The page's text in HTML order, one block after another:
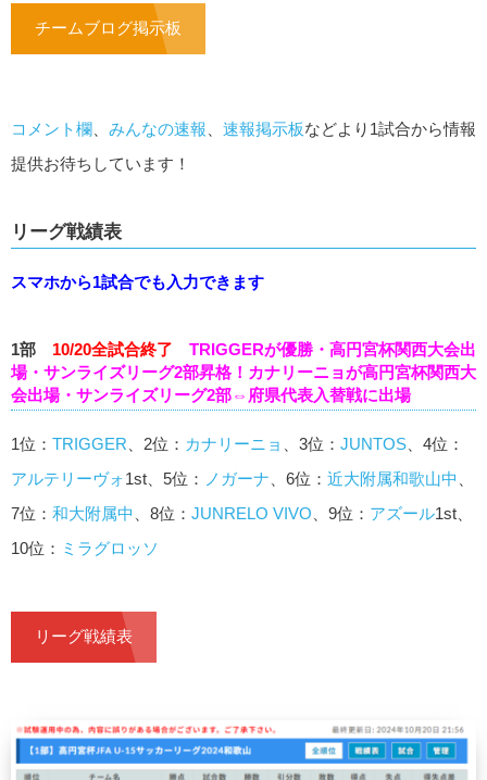
チームブログ掲示板
コメント欄 みんなの速報 速報掲示板などより1試合から情報
提供お待ちしています！
リーグ戦績表
スマホから1試合でも入力できます
1部 10/20全試合終了 TRIGGERが優勝・高円宮杯関西大会出
場・サンライズリーグ2部昇格！カナリーニョが高円宮杯関西大
会出場・サンライズリーグ2部⇔府県代表入替戦に出場
1位： TRIGGER 、2位： カナリーニョ 、3位： JUNTOS 、4位：
アルテリーヴォ1st、5位： ノガーナ 、6位： 近大附属和歌山中
7位： 和大附属中 、8位： JUNRELO VIVO 、9位： アズール1st、
10位： ミラグロッソ
リーグ戦績表